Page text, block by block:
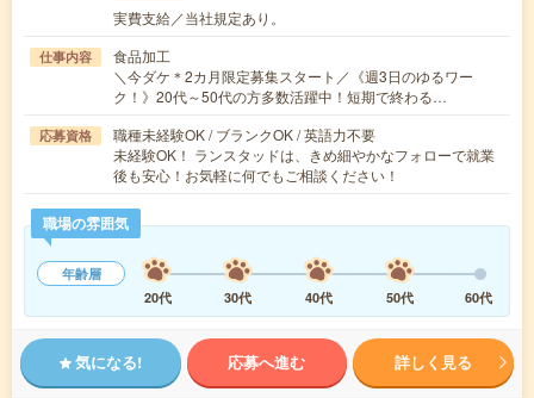
実費支給／当社規定あり。
仕事内容
食品加工
＼今ダケ＊2カ月限定募集スタート／《週3日のゆるワー
ク！》20代～50代の方多数活躍中！短期で終わる…
応募資格
職種未経験OK / ブランクOK / 英語力不要
未経験OK！ ランスタッドは、きめ細やかなフォローで就業
後も安心！お気軽に何でもご相談ください！
職場の雰囲気
年齢層
20代
30代 40代 50代 60代
気になる! 応募へ進む 詳しく見る